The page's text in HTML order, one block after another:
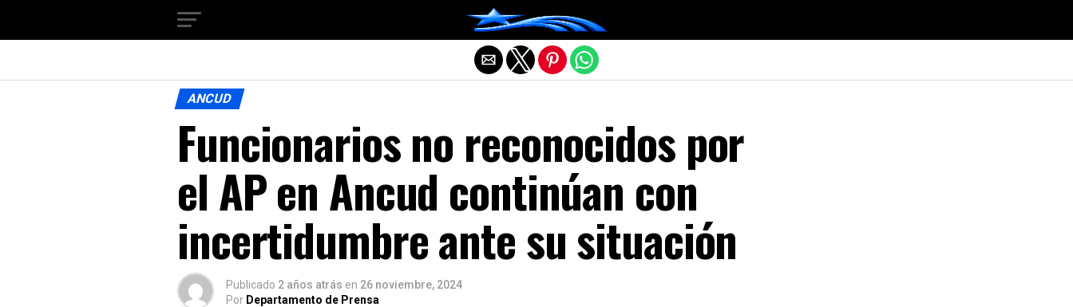
ANCUD
Funcionarios no reconocidos por
el AP en Ancud continúan con
incertidumbre ante su situación
Publicado 2 años atrás en 26 noviembre, 2024
Por Departamento de Prensa
Salir de la versión móvil